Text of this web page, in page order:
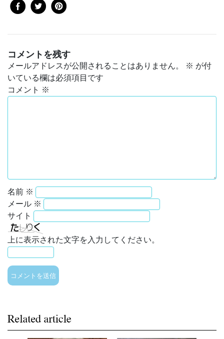
コメントを残す
メールアドレスが公開されることはありません。 ※ が付
いている欄は必須項目です
コメント ※
名前 ※
メール ※
サイト
上に表示された文字を入力してください。